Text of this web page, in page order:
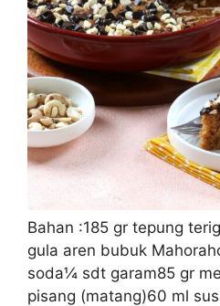
Bahan :185 gr tepung
gula aren bubuk
soda¼ sdt garam85 gr
pisang (matang)60 ml